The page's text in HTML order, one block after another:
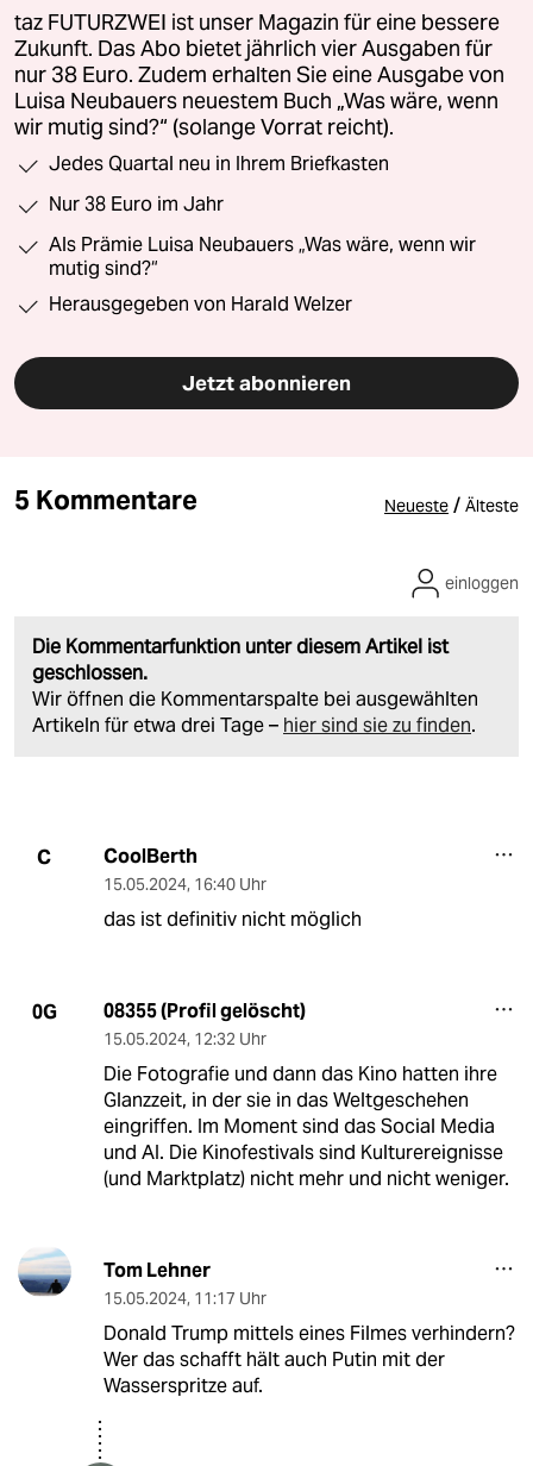
taz FUTURZWEI ist unser Magazin für eine bessere
Zukunft. Das Abo bietet jährlich vier Ausgaben für
nur 38 Euro. Zudem erhalten Sie eine Ausgabe von
Luisa Neubauers neuestem Buch „Was wäre, wenn
wir mutig sind?“ (solange Vorrat reicht).
Jedes Quartal neu in Ihrem Briefkasten
Nur 38 Euro im Jahr
Als Prämie Luisa Neubauers „Was wäre, wenn wir
mutig sind?“
Herausgegeben von Harald Welzer
Jetzt abonnieren
5 Kommentare Neueste / Älteste
Die Kommentarfunktion unter diesem Artikel ist
geschlossen.
Wir öffnen die Kommentarspalte bei ausgewählten
Artikeln für etwa drei Tage – hier sind sie zu finden.
einloggen
C CoolBerth
15.05.2024, 16:40 Uhr
das ist definitiv nicht möglich
0G 08355 (Profil gelöscht)
15.05.2024, 12:32 Uhr
Die Fotografie und dann das Kino hatten ihre
Glanzzeit, in der sie in das Weltgeschehen
eingriffen. Im Moment sind das Social Media
und AI. Die Kinofestivals sind Kulturereignisse
(und Marktplatz) nicht mehr und nicht weniger.
Tom Lehner
15.05.2024, 11:17 Uhr
Donald Trump mittels eines Filmes verhindern?
Wer das schafft hält auch Putin mit der
Wasserspritze auf.